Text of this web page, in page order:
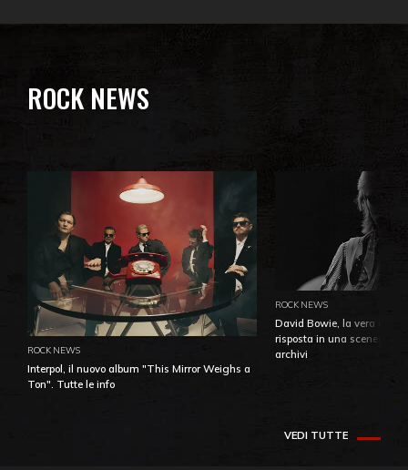
ROCK NEWS
ROCK NEWS
Interpol, il nuovo album "This Mirror Weighs a
Ton". Tutte le info
ROCK NEWS
David Bowie, la vera
risposta in una
archivi
VEDI TUTTE